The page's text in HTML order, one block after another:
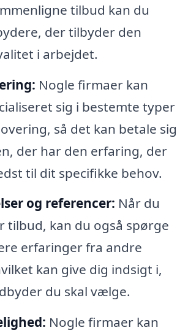
tilbud kan du
der tilbyder den
i arbejdet.
Nogle firmaer kan
sig i bestemte typer
så det kan betale sig
der har den erfaring, der
til dit specifikke behov.
og referencer: Når du
tilbud, kan du også spørge
erfaringer fra andre
kan give dig indsigt i,
du skal vælge.
Nogle firmaer kan